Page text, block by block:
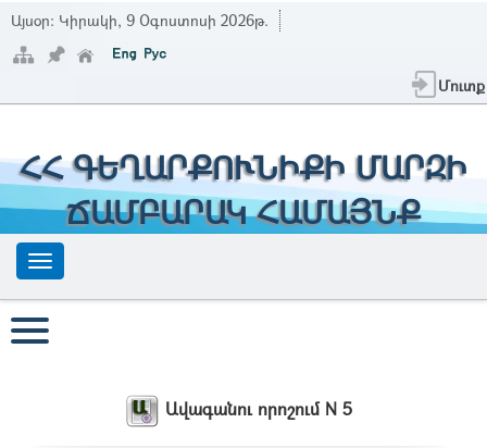
Այսօր: Կիրակի, 9 Օգոստոսի 2026թ.
Մուտք
ՀՀ ԳԵՂԱՐՔՈՒՆԻՔԻ ՄԱՐԶԻ
ՃԱՄԲԱՐԱԿ ՀԱՄԱՅՆՔ
Ավագանու որոշում N 5